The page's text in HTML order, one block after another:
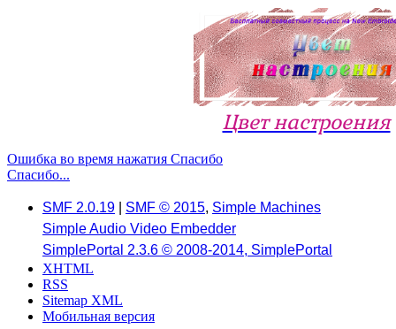
Цвет настроения
Ошибка во время нажатия Спасибо
Спасибо...
SMF 2.0.19 SMF © 2015, Simple Machines
Simple Audio Video Embedder
SimplePortal 2.3.6 © 2008-2014, SimplePortal
XHTML
RSS
Sitemap XML
Мобильная версия